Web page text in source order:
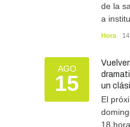
de la
a
Hora
AGO
15
un
El
18